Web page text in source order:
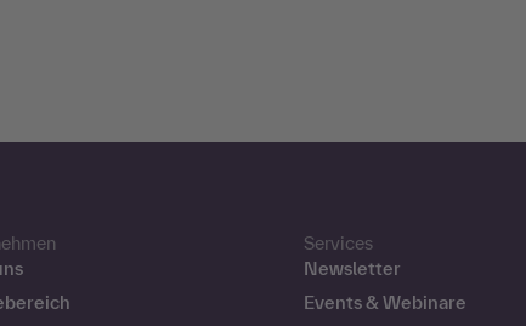
Services
Newsletter
Events & Webinare